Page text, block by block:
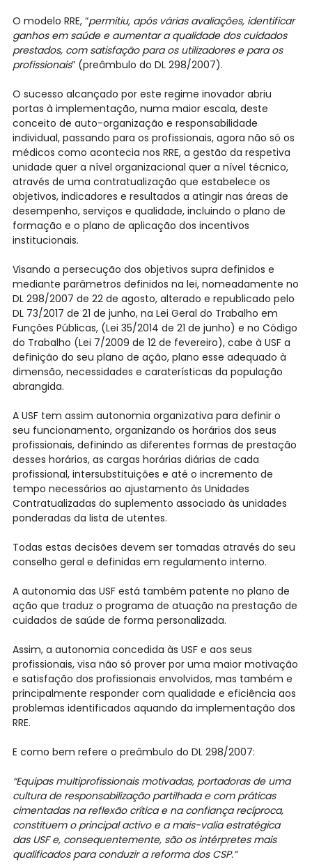
O modelo RRE, “permitiu, após várias avaliações, identificar
ganhos em saúde e aumentar a qualidade dos cuidados
prestados, com satisfação para os utilizadores e para os
profissionais” (preâmbulo do DL 298/2007).
O sucesso alcançado por este regime inovador abriu
portas à implementação, numa maior escala, deste
conceito de auto-organização e responsabilidade
individual, passando para os profissionais, agora não só os
médicos como acontecia nos RRE, a gestão da respetiva
unidade quer a nível organizacional quer a nível técnico,
através de uma contratualização que estabelece os
objetivos, indicadores e resultados a atingir nas áreas de
desempenho, serviços e qualidade, incluindo o plano de
formação e o plano de aplicação dos incentivos
institucionais.
Visando a persecução dos objetivos supra definidos e
mediante parâmetros definidos na lei, nomeadamente no
DL 298/2007 de 22 de agosto, alterado e republicado pelo
DL 73/2017 de 21 de junho, na Lei Geral do Trabalho em
Funções Públicas, (Lei 35/2014 de 21 de junho) e no Código
do Trabalho (Lei 7/2009 de 12 de fevereiro), cabe à USF a
definição do seu plano de ação, plano esse adequado à
dimensão, necessidades e caraterísticas da população
abrangida.
A USF tem assim autonomia organizativa para definir o
seu funcionamento, organizando os horários dos seus
profissionais, definindo as diferentes formas de prestação
desses horários, as cargas horárias diárias de cada
profissional, intersubstituições e até o incremento de
tempo necessários ao ajustamento às Unidades
Contratualizadas do suplemento associado às unidades
ponderadas da lista de utentes.
Todas estas decisões devem ser tomadas através do seu
conselho geral e definidas em regulamento interno.
A autonomia das USF está também patente no plano de
ação que traduz o programa de atuação na prestação de
cuidados de saúde de forma personalizada.
Assim, a autonomia concedida às USF e aos seus
profissionais, visa não só prover por uma maior motivação
e satisfação dos profissionais envolvidos, mas também e
principalmente responder com qualidade e eficiência aos
problemas identificados aquando da implementação dos
RRE.
E como bem refere o preâmbulo do DL 298/2007:
“Equipas multiprofissionais motivadas, portadoras de uma
cultura de responsabilização partilhada e com práticas
cimentadas na reflexão crítica e na confiança recíproca,
constituem o principal activo e a mais-valia estratégica
das USF e, consequentemente, são os intérpretes mais
qualificados para conduzir a reforma dos CSP.”